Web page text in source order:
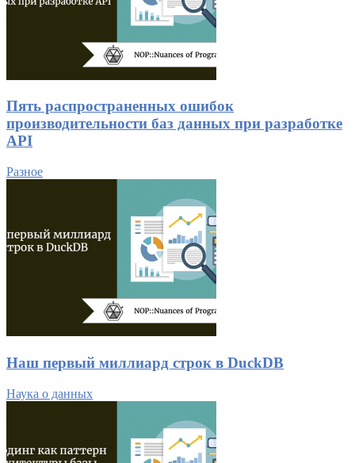
Пять распространенных ошибок
производительности баз данных при разработке
API
Разное
Наш первый миллиард строк в DuckDB
Наука о данных